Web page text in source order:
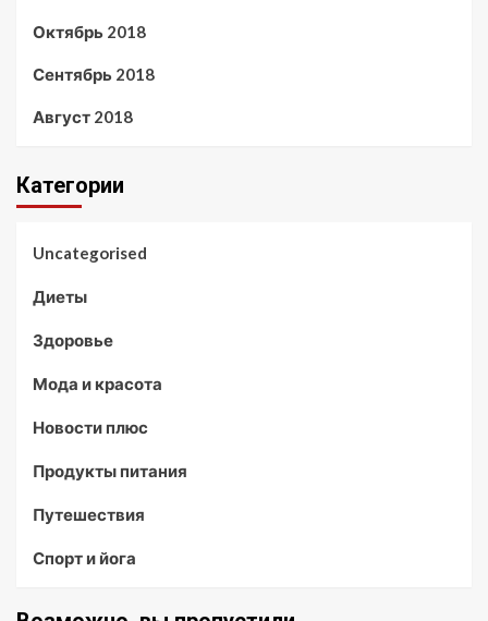
Октябрь 2018
Сентябрь 2018
Август 2018
Категории
Uncategorised
Диеты
Здоровье
Мода и красота
Новости плюс
Продукты питания
Путешествия
Спорт и йога